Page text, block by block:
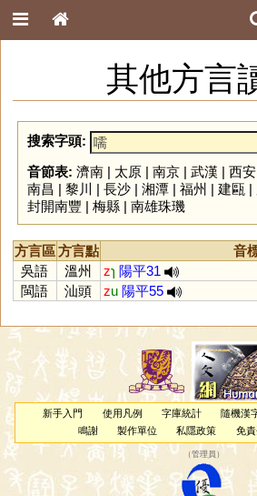
其他方言
搜索字頭:
音節表: 濟南| 太原| 南京| 武漢 | 西安
南昌 | 黎川 | 長沙| 湘潭| 福州 | 建甌 |
封開南豐 | 梅縣| 南雄珠璣
方言區方言點
音
吳語
溫州 zɿ 陽平31
閩語
汕頭 zu 陽平55
新手入門 使用凡例 字庫統計 隨機漢
鳴謝
製作單位 私隱政策 免責
（管理員 ）